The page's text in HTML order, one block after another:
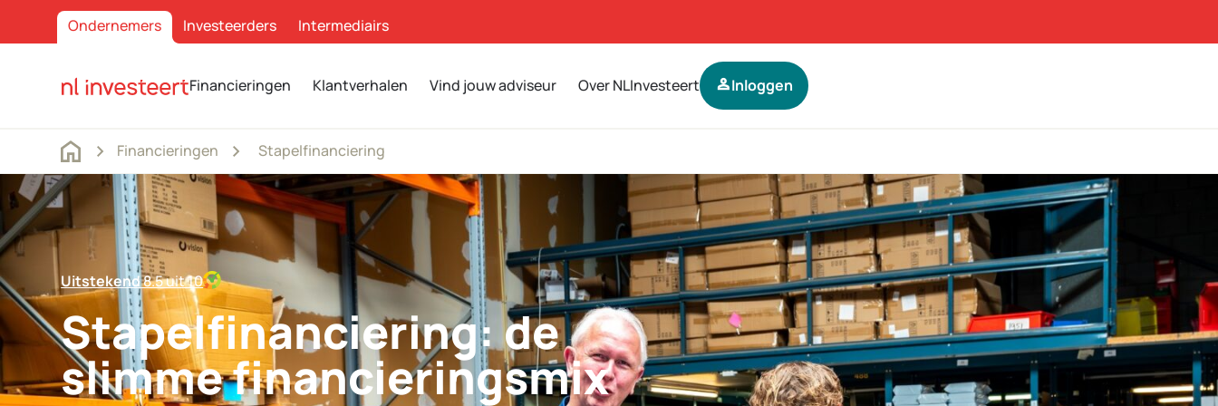
Ondernemers Investeerders Intermediairs
Financieringen Klantverhalen Vind jouw adviseur Over NLInvesteert personInloggen
Financieringen Stapelfinanciering
Uitstekend8.5 uit 10
Stapelfinanciering: de
slimme financieringsmix